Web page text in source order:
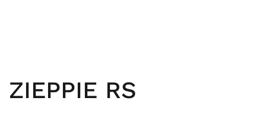
ZIEPPIE RS